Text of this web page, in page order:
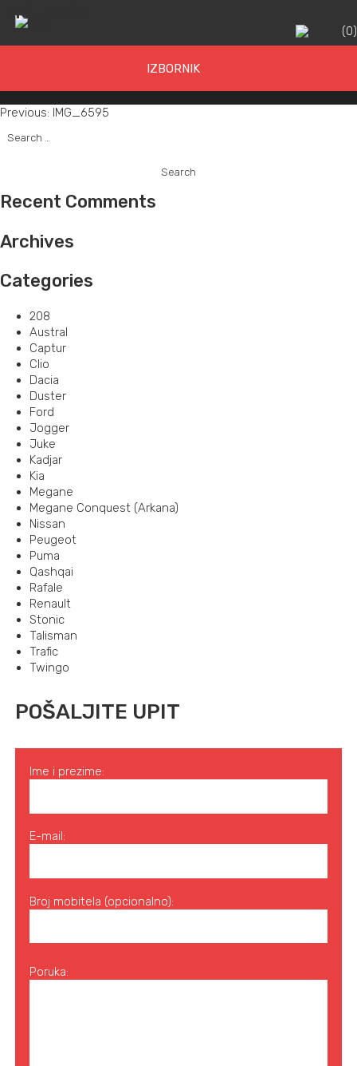
IZBORNIK
(0)
IMG_6595
Post
navigation
Previous: IMG_6595
for:
Recent Comments
Archives
Categories
208
Austral
Captur
Clio
Dacia
Duster
Ford
Jogger
Juke
Kadjar
Kia
Megane
Megane Conquest (Arkana)
Nissan
Peugeot
Puma
Qashqai
Rafale
Renault
Stonic
Talisman
Trafic
Twingo
POŠALJITE UPIT
Ime i prezime:
E-mail:
Broj mobitela (opcionalno):
Poruka: